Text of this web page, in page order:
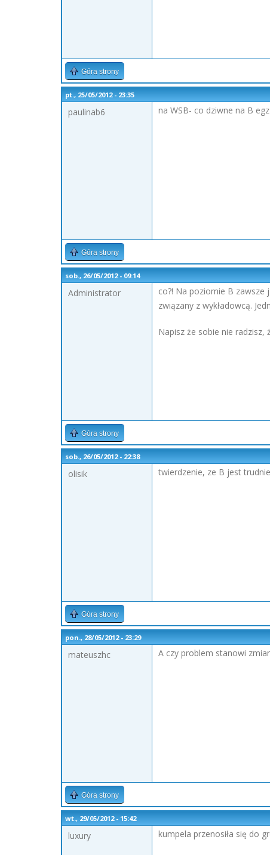
Góra strony
pt., 25/05/2012 - 23:35
paulinab6
na WSB- co dziwne na B
Góra strony
sob., 26/05/2012 - 09:14
Administrator
co?! Na poziomie B zawsze
związany z wykładowcą.
Napisz że sobie nie radzisz,
Góra strony
sob., 26/05/2012 - 22:38
olisik
twierdzenie, ze B jest
Góra strony
pon., 28/05/2012 - 23:29
mateuszhc
A czy problem stanowi
Góra strony
wt., 29/05/2012 - 15:42
luxury
kumpela przenosiła się do